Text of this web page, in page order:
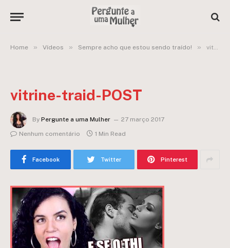
Home » Vídeos » Sempre acho que estou sendo traído! » vitrine-traid-POST
vitrine-traid-POST
By Pergunte a uma Mulher
27 março 2017
Nenhum comentário
1 Min Read
Facebook Twitter Pinterest